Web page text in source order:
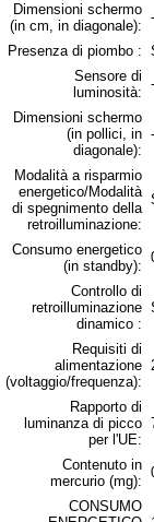
Dimensioni schermo
(in cm, in diagonale):
-
Presenza di piombo :
Sensore di
luminosità:
-
Dimensioni schermo
(in pollici, in
diagonale):
-
Modalità a risparmio
energetico/Modalità
di spegnimento della
retroilluminazione:
Consumo energetico
(in standby):
Controllo di
retroilluminazione
dinamico :
Requisiti di
alimentazione
(voltaggio/frequenza):
Rapporto di
luminanza di picco
per l'UE:
Contenuto in
mercurio (mg):
CONSUMO